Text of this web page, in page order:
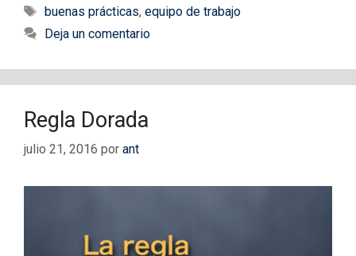
Etiquetas
buenas prácticas, equipo de trabajo
Deja un comentario
Regla Dorada
julio 21, 2016 por ant